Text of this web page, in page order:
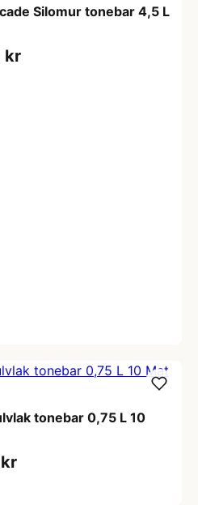
Silomur tonebar 4,5 L
kr
tonebar 0,75 L 10